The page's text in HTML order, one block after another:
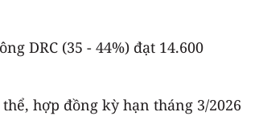
DRC (35 - 44%) đạt 14.600
hợp đồng kỳ hạn tháng 3/2026